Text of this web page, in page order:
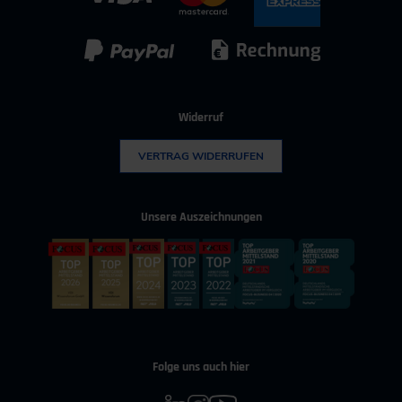
Widerruf
VERTRAG WIDERRUFEN
Unsere Auszeichnungen
Folge uns auch hier